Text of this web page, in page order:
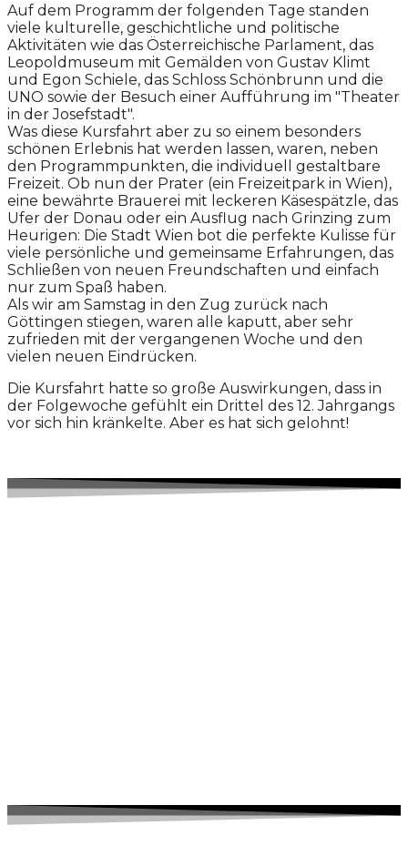
Auf dem Programm der folgenden Tage standen
viele kulturelle, geschichtliche und politische
Aktivitäten wie das Österreichische Parlament, das
Leopoldmuseum mit Gemälden von Gustav Klimt
und Egon Schiele, das Schloss Schönbrunn und die
UNO sowie der Besuch einer Aufführung im "Theater
in der Josefstadt".
Was diese Kursfahrt aber zu so einem besonders
schönen Erlebnis hat werden lassen, waren, neben
den Programmpunkten, die individuell gestaltbare
Freizeit. Ob nun der Prater (ein Freizeitpark in Wien),
eine bewährte Brauerei mit leckeren Käsespätzle, das
Ufer der Donau oder ein Ausflug nach Grinzing zum
Heurigen: Die Stadt Wien bot die perfekte Kulisse für
viele persönliche und gemeinsame Erfahrungen, das
Schließen von neuen Freundschaften und einfach
nur zum Spaß haben.
Als wir am Samstag in den Zug zurück nach
Göttingen stiegen, waren alle kaputt, aber sehr
zufrieden mit der vergangenen Woche und den
vielen neuen Eindrücken.
Die Kursfahrt hatte so große Auswirkungen, dass in
der Folgewoche gefühlt ein Drittel des 12. Jahrgangs
vor sich hin kränkelte. Aber es hat sich gelohnt!